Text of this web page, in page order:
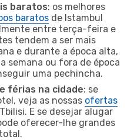
baratos: os melhores
baratos de Istambul
entre terça-feira e
tendem a ser mais
e durante a época alta,
semana ou fora de época
uma pechincha.
férias na cidade: se
veja as nossas ofertas
E se desejar alugar
oferecer-lhe grandes